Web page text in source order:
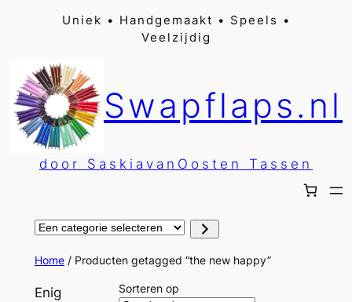
inhoud
Uniek • Handgemaakt • Speels •
Veelzijdig
Swapflaps.nl
door SaskiavanOosten Tassen
Een
categorie
Home/ Producten getagged “the new happy”
Enig
Sorteren op